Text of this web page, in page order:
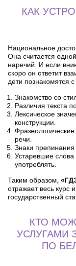
КАК
Национальное
Она считается
наречий. И если
скоро он ответит
дети познакомятся
Знакомство со
Различия текста
Лексическое
конструкции.
речи.
Знаки
Устаревшие слова
употреблять.
Таким образом,
отражает весь курс
государственный
КТО
УСЛУГАМИ
ПО